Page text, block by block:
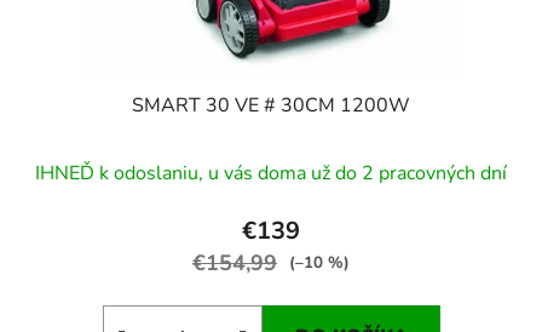
SMART 30 VE # 30CM 1200W
IHNEĎ k odoslaniu, u vás doma už do 2 pracovných dní
€139
€154,99 (–10 %)